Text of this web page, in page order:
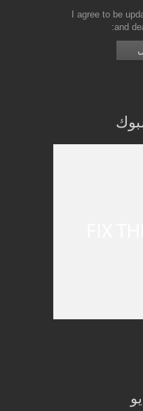
I agree to be
and